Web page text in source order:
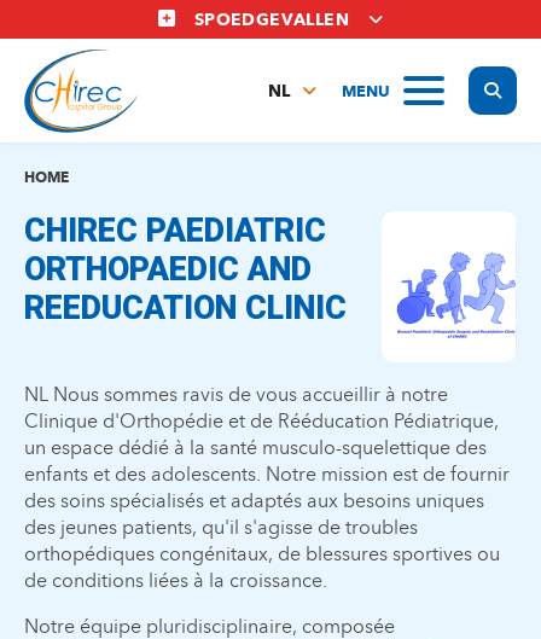
en
naar
inhoud
gaan
SPOEDGEVALLEN
MENU
NL
HOME
CHIREC PAEDIATRIC
ORTHOPAEDIC AND
REEDUCATION CLINIC
NL Nous sommes ravis de vous accueillir à notre
Clinique d'Orthopédie et de Rééducation Pédiatrique,
un espace dédié à la santé musculo-squelettique des
enfants et des adolescents. Notre mission est de fournir
des soins spécialisés et adaptés aux besoins uniques
des jeunes patients, qu'il s'agisse de troubles
orthopédiques congénitaux, de blessures sportives ou
de conditions liées à la croissance.
Notre équipe pluridisciplinaire, composée